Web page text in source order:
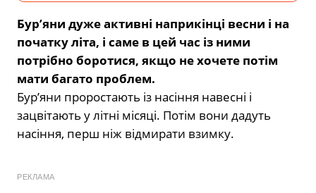
Бур’яни дуже активні наприкінці весни і на
початку літа, і саме в цей час із ними
потрібно боротися, якщо не хочете потім
мати багато проблем.
Бур’яни проростають із насіння навесні і
зацвітають у літні місяці. Потім вони дадуть
насіння, перш ніж відмирати взимку.
РЕКЛАМА